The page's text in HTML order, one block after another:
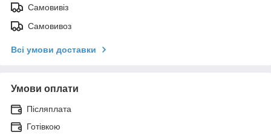
Самовивіз
Самовивоз
Всі умови доставки
Умови оплати
Післяплата
Готівкою